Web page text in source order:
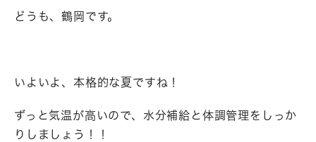
どうも、鶴岡です。
いよいよ、本格的な夏ですね！
ずっと気温が高いので、水分補給と体調管理をしっか
りしましょう！！